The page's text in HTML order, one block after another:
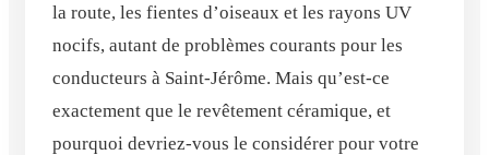
la route, les fientes d’oiseaux et les rayons UV
nocifs, autant de problèmes courants pour les
conducteurs à Saint-Jérôme. Mais qu’est-ce
exactement que le revêtement céramique, et
pourquoi devriez-vous le considérer pour votre